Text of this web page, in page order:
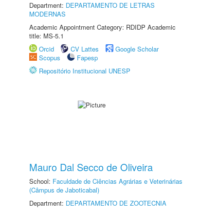
Department: DEPARTAMENTO DE LETRAS
MODERNAS
Academic Appointment Category: RDIDP Academic
title: MS-5.1
Orcid
CV Lattes
Google Scholar
Scopus
Fapesp
Repositório Institucional UNESP
Mauro Dal Secco de Oliveira
School: Faculdade de Ciências Agrárias e Veterinárias
(Câmpus de Jaboticabal)
Department: DEPARTAMENTO DE ZOOTECNIA